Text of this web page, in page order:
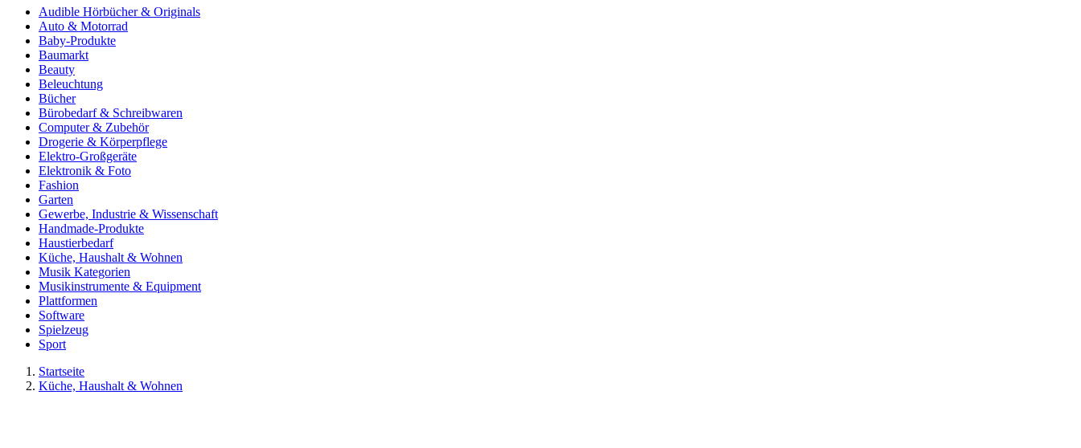
Audible Hörbücher & Originals
Auto & Motorrad
Baby-Produkte
Baumarkt
Beauty
Beleuchtung
Bücher
Bürobedarf & Schreibwaren
Computer & Zubehör
Drogerie & Körperpflege
Elektro-Großgeräte
Elektronik & Foto
Fashion
Garten
Gewerbe, Industrie & Wissenschaft
Handmade-Produkte
Haustierbedarf
Küche, Haushalt & Wohnen
Musik Kategorien
Musikinstrumente & Equipment
Plattformen
Software
Spielzeug
Sport
Startseite
Küche, Haushalt & Wohnen